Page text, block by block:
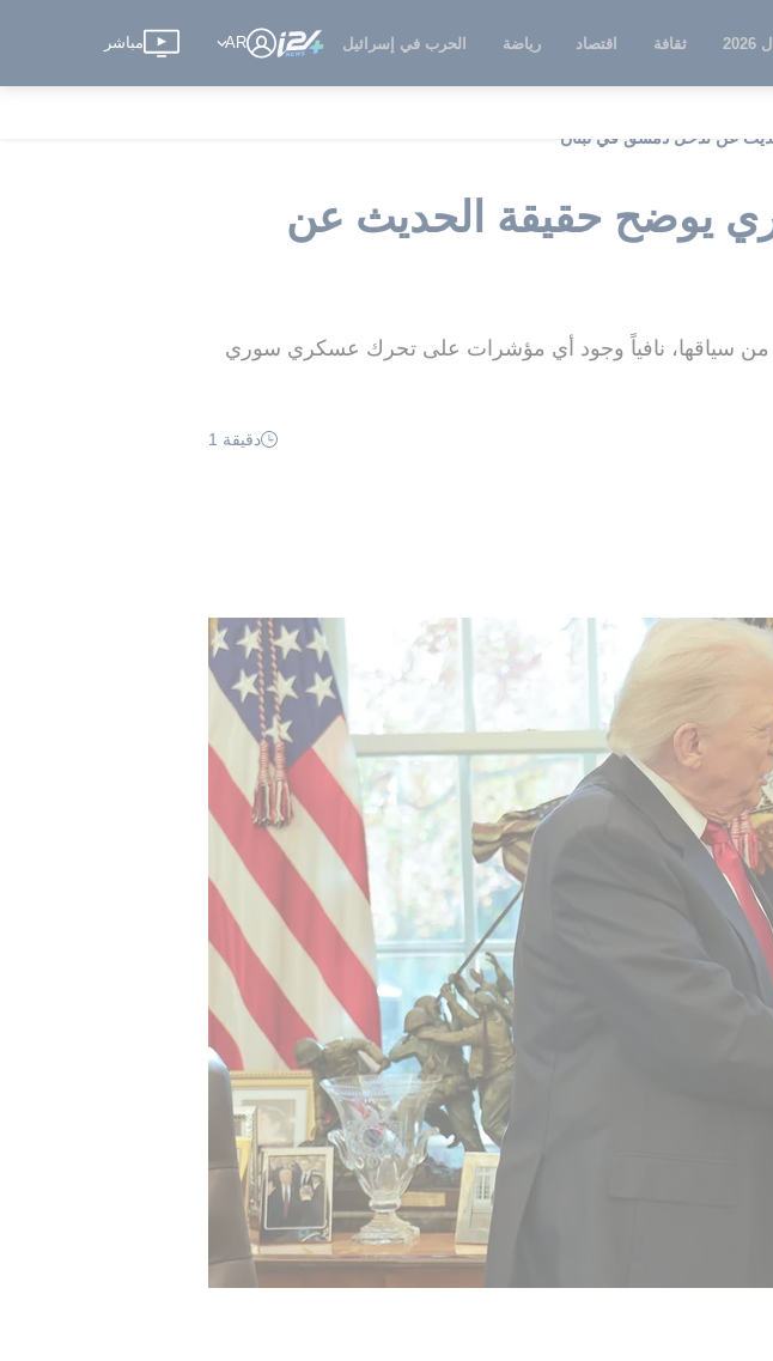
ثقافة اقتصاد رياضة الحرب في إسرائيل AR مباشر
عن تدخل دمشق في لبنان
يوضح حقيقة الحديث عن
سياقها، نافياً وجود أي مؤشرات على تحرك عسكري سوري
دقيقة 1